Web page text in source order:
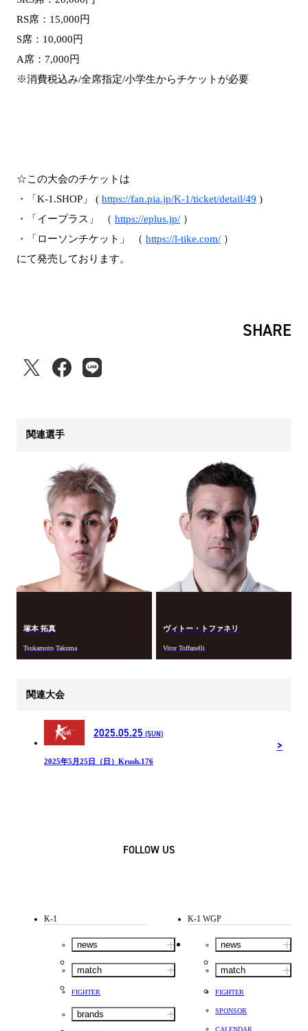
RS席：15,000円
S席：10,000円
A席：7,000円
※消費税込み/全席指定/小学生からチケットが必要
☆この大会のチケットは
・「K-1.SHOP」 ( https://fan.pia.jp/K-1/ticket/detail/49 )
・「イープラス」 （ https://eplus.jp/ ）
・「ローソンチケット」 （ https://l-tike.com/ ）
にて発売しております。
SHARE
関連選手
塚本 拓真
Tsukamoto Takuma
ヴィトー・トファネリ
Vitor Toffanelli
関連大会
2025.05.25 (SUN)
2025年5月25日（日）Krush.176
FOLLOW US
K-1
news
match
FIGHTER
brands
K-1 WGP
news
match
FIGHTER
SPONSOR
CALENDAR